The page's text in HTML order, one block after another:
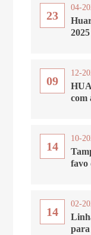
23
04-
2025
09
12-
com
14
10-
favo
14
02-
para